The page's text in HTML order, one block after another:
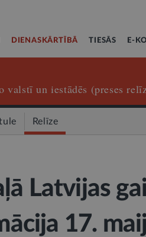
DIENASKĀRTĪBĀ TIESĀS E-
valstī un iestādēs (preses
Relīze
Latvijas
17.